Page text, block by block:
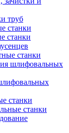
труб
станки
станки
станки
шлифовальных
станки
станки